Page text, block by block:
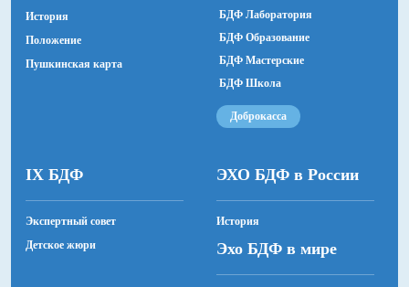
История
Положение
Пушкинская карта
БДФ Лаборатория
БДФ Образование
БДФ Мастерские
БДФ Школа
Доброкасса
IX БДФ
Экспертный совет
Детское жюри
ЭХО БДФ в России
История
Эхо БДФ в мире